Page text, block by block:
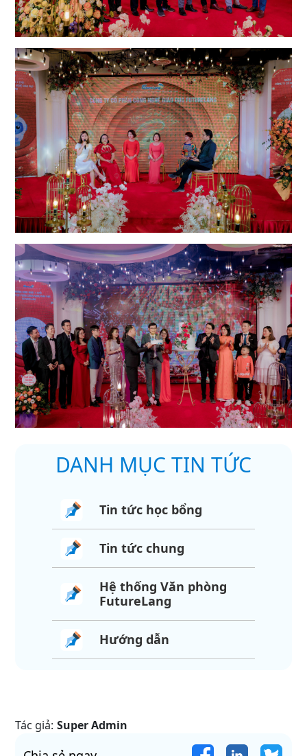
DANH MỤC TIN TỨC
Tin tức học bổng
Tin tức chung
Hệ thống Văn phòng
FutureLang
Hướng dẫn
Tác giả: Super Admin